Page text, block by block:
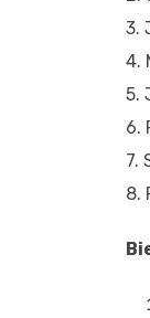
3.
4.
5.
6.
7.
8.